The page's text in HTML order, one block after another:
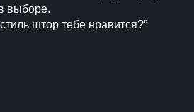
выборе.
штор тебе нравится?”